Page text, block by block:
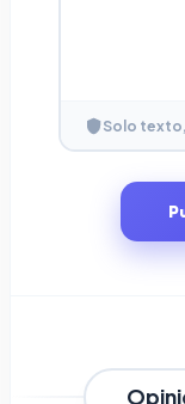
Solo